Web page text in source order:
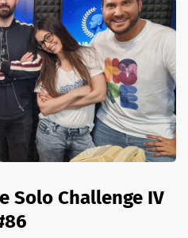
Solo Challenge IV